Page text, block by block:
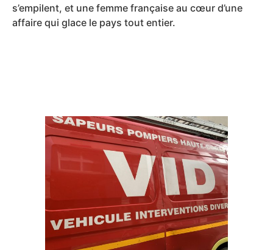
s’empilent, et une femme française au cœur d’une
affaire qui glace le pays tout entier.